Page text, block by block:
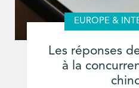
EUROPE &
Les réponses
à la